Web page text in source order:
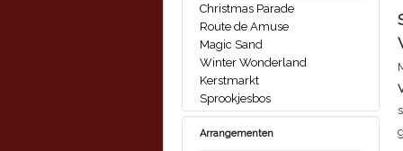
Christmas Parade
Route de Amuse
Magic Sand
Winter Wonderland
Kerstmarkt
Sprookjesbos
Arrangementen